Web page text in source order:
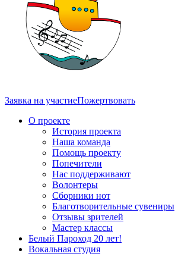
Заявка на участиеПожертвовать
О проекте
История проекта
Наша команда
Помощь проекту
Попечители
Нас поддерживают
Волонтеры
Сборники нот
Благотворительные сувениры
Отзывы зрителей
Мастер классы
Белый Пароход 20 лет!
Вокальная студия